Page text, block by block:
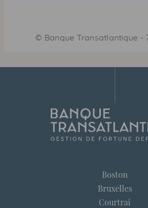
© Banque Transatlantique -
Boston
Bruxelles
Courtrai